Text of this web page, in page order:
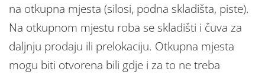
na otkupna mjesta (silosi, podna skladišta, piste).
Na otkupnom mjestu roba se skladišti i čuva za
daljnju prodaju ili prelokaciju. Otkupna mjesta
mogu biti otvorena bili gdje i za to ne treba